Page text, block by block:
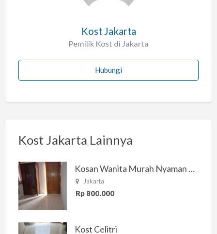
Kost Jakarta
Pemilik Kost di Jakarta
Hubungi
Kost Jakarta Lainnya
Kosan Wanita Murah Nyaman di Jakarta Selatan
Jakarta
Rp 800.000
Kost Celitri